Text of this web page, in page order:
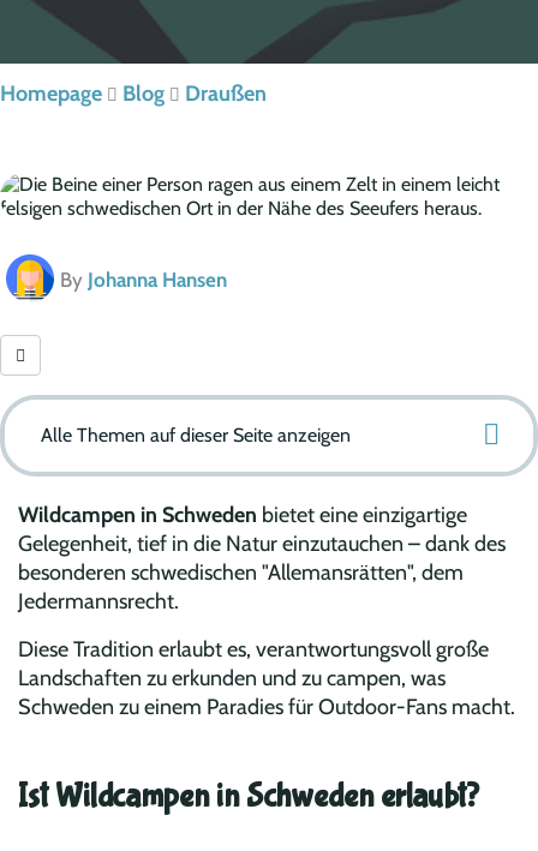
Homepage Blog Draußen
By Johanna Hansen
Alle Themen auf dieser Seite anzeigen
Wildcampen in Schweden bietet eine einzigartige
Gelegenheit, tief in die Natur einzutauchen – dank des
besonderen schwedischen "Allemansrätten", dem
Jedermannsrecht.
Diese Tradition erlaubt es, verantwortungsvoll große
Landschaften zu erkunden und zu campen, was
Schweden zu einem Paradies für Outdoor-Fans macht.
Ist Wildcampen in Schweden erlaubt?